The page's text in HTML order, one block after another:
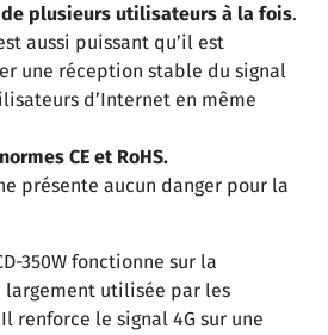
de plusieurs utilisateurs à la fois.
aussi puissant qu’il est
une réception stable du signal
d’Internet en même
CE et RoHS.
présente aucun danger pour la
350W fonctionne sur la
largement utilisée par les
renforce le signal 4G sur une